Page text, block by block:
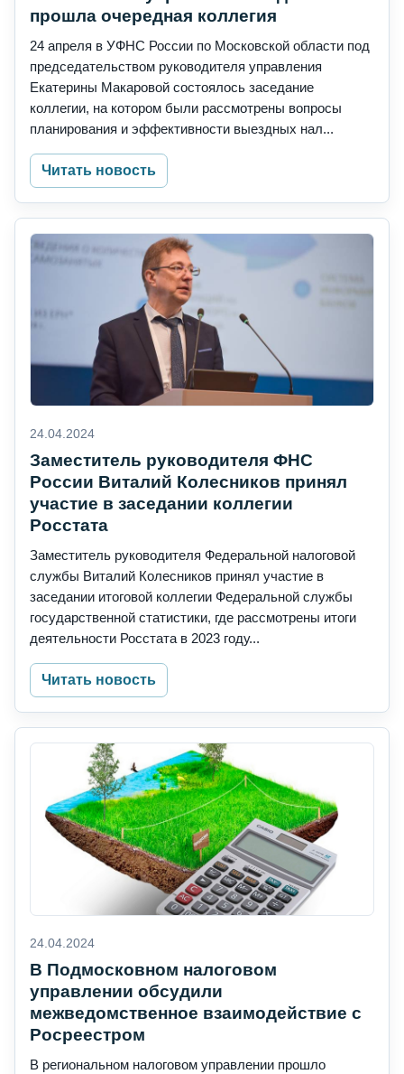
прошла очередная коллегия
24 апреля в УФНС России по Московской области под
председательством руководителя управления
Екатерины Макаровой состоялось заседание
коллегии, на котором были рассмотрены вопросы
планирования и эффективности выездных нал...
Читать новость
24.04.2024
Заместитель руководителя ФНС
России Виталий Колесников принял
участие в заседании коллегии
Росстата
Заместитель руководителя Федеральной налоговой
службы Виталий Колесников принял участие в
заседании итоговой коллегии Федеральной службы
государственной статистики, где рассмотрены итоги
деятельности Росстата в 2023 году...
Читать новость
24.04.2024
В Подмосковном налоговом
управлении обсудили
межведомственное взаимодействие с
Росреестром
В региональном налоговом управлении прошло